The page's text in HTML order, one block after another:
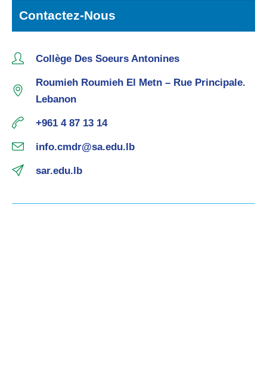
Contactez-Nous
Collège Des Soeurs Antonines
Roumieh Roumieh El Metn – Rue Principale.
Lebanon
+961 4 87 13 14
info.cmdr@sa.edu.lb
sar.edu.lb